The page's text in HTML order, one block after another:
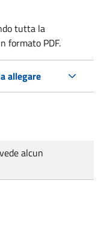
tutta la
formato PDF.
allegare
alcun